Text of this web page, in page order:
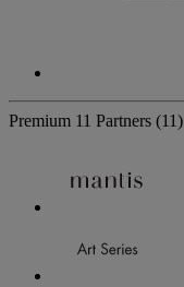
Premium 11 Partners (11)